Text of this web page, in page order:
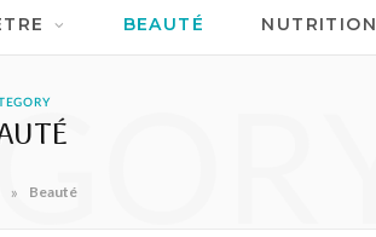
BEAUTÉ NUTRITION
» Beauté